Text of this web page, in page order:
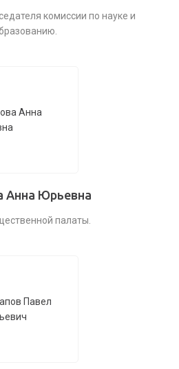
комиссии по науке и
Анна Юрьевна
палаты.